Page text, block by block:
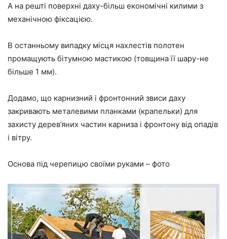
А на решті поверхні даху-більш економічні килими з
механічною фіксацією.
В останньому випадку місця нахлестів полотен
промащують бітумною мастикою (товщина її шару-не
більше 1 мм).
Додамо, що карнизний і фронтонний звиси даху
закривають металевими планками (крапельки) для
захисту дерев’яних частин карниза і фронтону від опадів
і вітру.
Основа під черепицю своїми руками – фото